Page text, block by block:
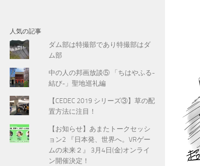
人気の記事
ダム部は特撮部であり特撮部はダ
ム部
中の人の邦画放談⑤ 「ちはやふる-
結び-」聖地巡礼編
【CEDEC 2019 シリーズ③】草の配
置方法に注目！
【お知らせ】あまたトークセッシ
ョン2 『日本発、世界へ。VRゲー
ムの未来２』 3月4日(金)オンライ
ン開催決定！